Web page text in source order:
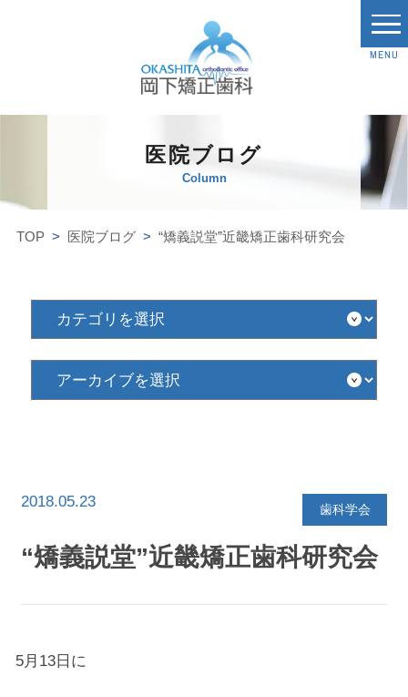
MENU
医院ブログ
Column
TOP 医院ブログ “矯義説堂”近畿矯正歯科研究会
カ
ゴ
を
ア
2018.05.23 歯科学会
“矯義説堂”近畿矯正歯科研究会
5月13日に